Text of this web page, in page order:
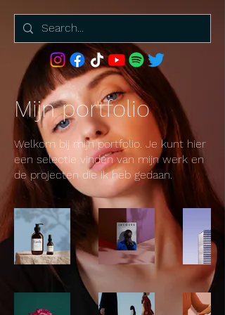
Mijn portfolio
Welkom bij mijn portfolio. Je kunt hier
een selectie vinden van mijn werk en
de projecten die ik heb gedaan.